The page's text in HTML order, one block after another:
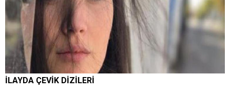
İLAYDA ÇEVİK DİZİLERİ